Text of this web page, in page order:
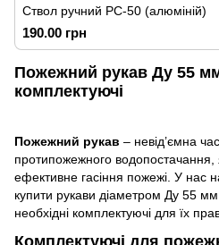
Ствол ручний РС-50 (алюміній)
190.00 грн
Пожежний рукав Ду 55
комплектуючі
Пожежний рукав – невід’ємна
протипожежного водопостачання,
ефективне гасіння пожежі. У нас
купити рукави діаметром Ду 55
необхідні комплектуючі для їх
Комплектуючі для